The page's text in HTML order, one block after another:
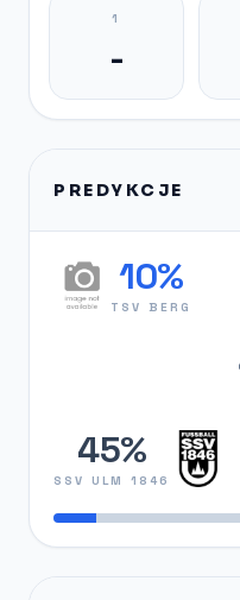
1
-
PREDYKCJE
10%
TSV BERG
45%
SSV ULM 1846